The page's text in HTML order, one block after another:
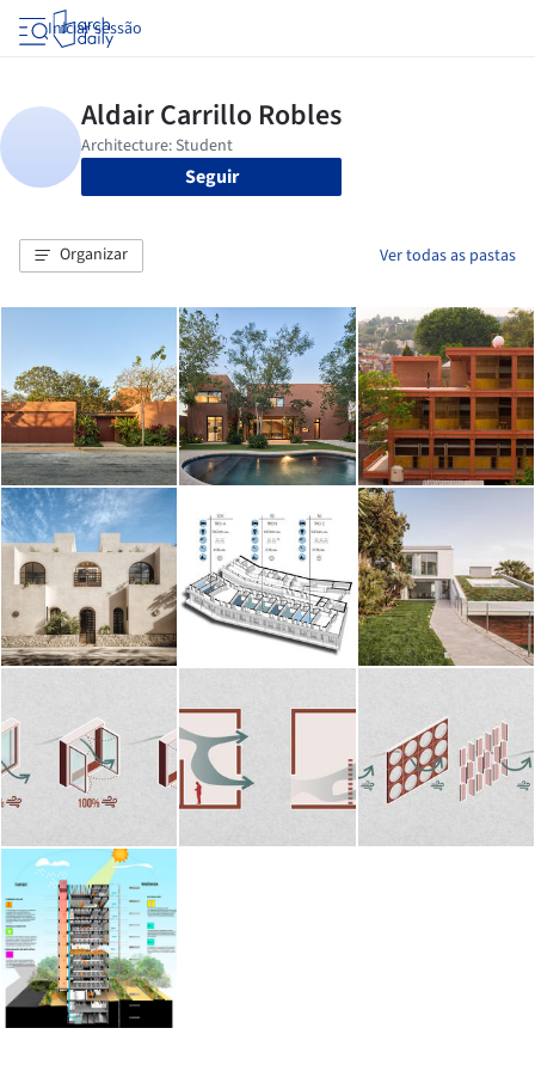
Iniciar sessão
Seguir
Organizar Ver todas as pastas